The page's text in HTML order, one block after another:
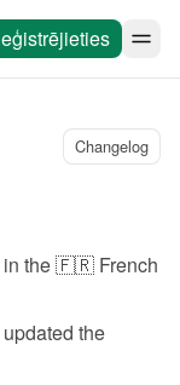
Changelog
in the 🇫🇷 French